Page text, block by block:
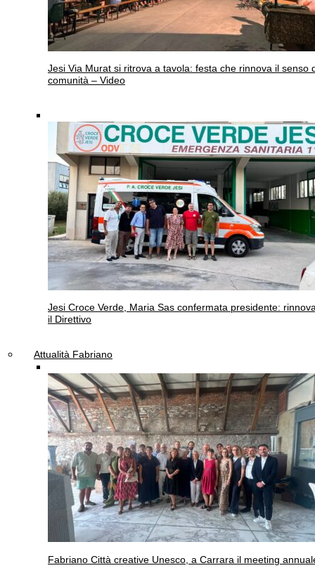
Jesi Via Murat si ritrova a tavola: festa che rinnova il senso
comunità – Video
Jesi Croce Verde, Maria Sas confermata presidente:
il Direttivo
Attualità Fabriano
Fabriano Città creative Unesco, a Carrara il meeting